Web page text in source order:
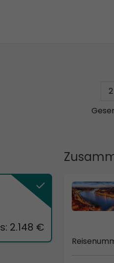
2
2.148 €